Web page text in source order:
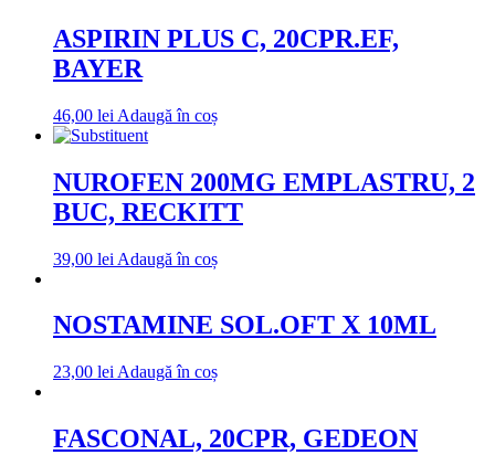
ASPIRIN PLUS C, 20CPR.EF,
BAYER
46,00 lei Adaugă în coș
NUROFEN 200MG EMPLASTRU, 2
BUC, RECKITT
39,00 lei Adaugă în coș
NOSTAMINE SOL.OFT X 10ML
23,00 lei Adaugă în coș
FASCONAL, 20CPR, GEDEON